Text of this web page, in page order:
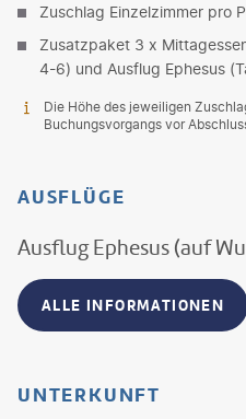
Zuschlag Einzelzimmer pro
Zusatzpaket 3 x
4-6) und Ausflug Ephesus
Die Höhe des jeweiligen
Buchungsvorgangs vor
AUSFLÜGE
Ausflug Ephesus (auf
ALLE INFORMATIONEN
UNTERKUNFT